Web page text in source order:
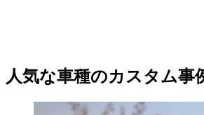
人気な車種のカスタム事